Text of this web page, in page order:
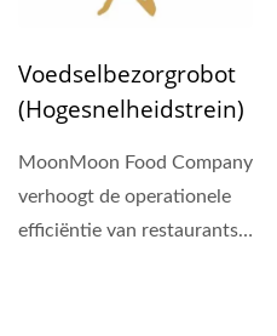
Voedselbezorgrobot
(Hogesnelheidstrein)
MoonMoon Food Company
verhoogt de operationele
efficiëntie van restaurants